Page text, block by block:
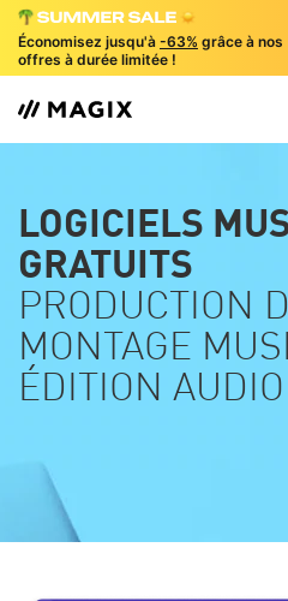
Économisez jusqu'à -63% grâce à nos
offres à durée limitée !
LOGICIELS
GRATUITS
PRODUCTION
MONTAGE
ÉDITION AUDIO